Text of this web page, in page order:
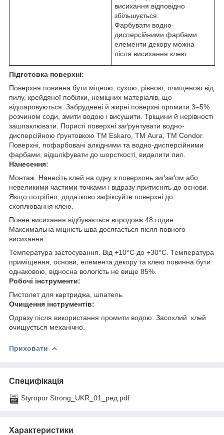
висихання відповідно
збільшується.
Фарбувати водно-
дисперсійними фарбами
елементи декору можна
після висихання клею
Підготовка поверхні:
Поверхня повинна бути міцною, сухою, рівною, очищеною від
пилу, крейдяної побілки, неміцних матеріалів, що
відшаровуються. Забруднені й жирні поверхні промити 3–5%
розчином соди, змити водою і висушити. Тріщини й нерівності
зашпаклювати. Пористі поверхні заґрунтувати водно-
дисперсійною ґрунтовкою ТМ Eskaro, ТМ Aura, TM Condor.
Поверхні, пофарбовані алкідними та водно-дисперсійними
фарбами, відшліфувати до шорсткості, видалити пил.
Нанесення:
Монтаж. Нанесіть клей на одну з поверхонь зиґзаґом або
невеликими частими точками і відразу притисніть до основи.
Якщо потрібно, додатково зафіксуйте поверхні до
схоплювання клею.
Повне висихання відбувається впродовж 48 годин.
Максимальна міцність шва досягається після повного
висихання.
Температура застосування. Від +10°С до +30°С. Температура
приміщення, основи, елемента декору та клею повинна бути
однаковою, відносна вологість не вище 85%.
Робочі інструменти:
Пистолет для картриджа, шпатель.
Очищення інструментів:
Одразу після використання промити водою. Засохлий клей
очищується механічно.
Приховати
Специфікація
Styropor Strong_UKR_01_ред.pdf
Характеристики